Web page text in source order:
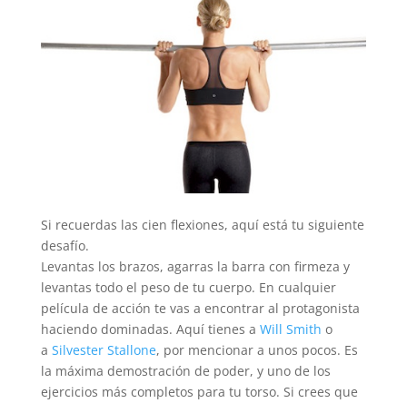
Si recuerdas las cien flexiones, aquí está tu siguiente
desafío.
Levantas los brazos, agarras la barra con firmeza y
levantas todo el peso de tu cuerpo. En cualquier
película de acción te vas a encontrar al protagonista
haciendo dominadas. Aquí tienes a Will Smith o
a Silvester Stallone, por mencionar a unos pocos. Es
la máxima demostración de poder, y uno de los
ejercicios más completos para tu torso. Si crees que